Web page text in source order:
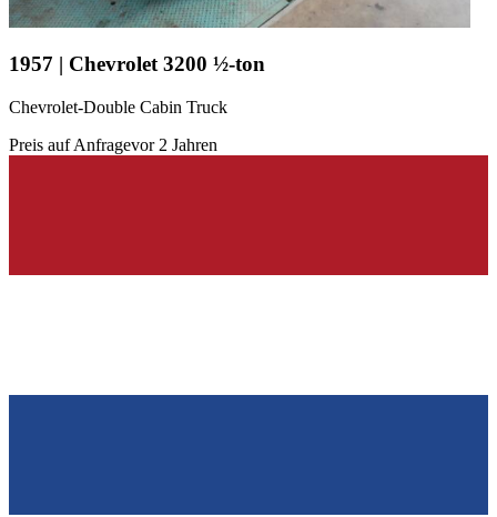
1957 | Chevrolet 3200 ½-ton
Chevrolet-Double Cabin Truck
Preis auf Anfragevor 2 Jahren